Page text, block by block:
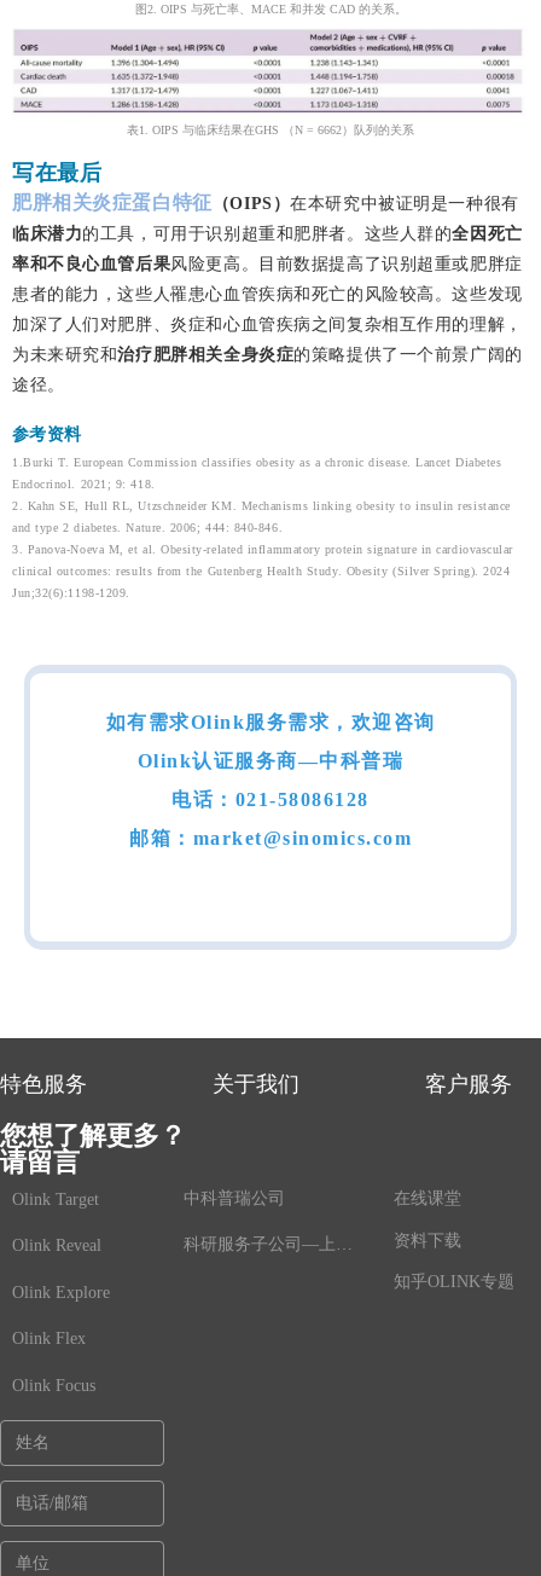
图2. OIPS 与死亡率、MACE 和并发 CAD 的关系。
表1. OIPS 与临床结果在GHS （N = 6662）队列的关系
写在最后
肥胖相关炎症蛋白特征 （OIPS）在本研究中被证明是一种很有
临床潜力的工具，可用于识别超重和肥胖者。这些人群的全因死亡
率和不良心血管后果风险更高。
目前数据提高了识别超重或肥胖症
患者的能力，这些人罹患心血管疾病和死亡的风险较高。这些发现
加深了人们对肥胖、炎症和心血管疾病之间复杂相互作用的理解，
为未来研究和治疗肥胖相关全身炎症的策略提供了一个前景广阔的
途径。
参考资料
1.Burki T. European Commission classifies obesity as a chronic disease. Lancet Diabetes
Endocrinol. 2021; 9: 418.
2. Kahn SE, Hull RL, Utzschneider KM. Mechanisms linking obesity to insulin resistance
and type 2 diabetes. Nature. 2006; 444: 840-846.
3. Panova-Noeva M, et al. Obesity-related inflammatory protein signature in cardiovascular
clinical outcomes: results from the Gutenberg Health Study. Obesity (Silver Spring). 2024
Jun;32(6):1198-1209.
如有需求Olink服务需求，欢迎咨询
Olink认证服务商—中科普瑞
电话：021-58086128
邮箱：market@sinomics.com
特色服务 关于我们 客户服务
您想了解更多？
请留言
Olink Target
Olink Reveal
Olink Explore
Olink Flex
Olink Focus
中科普瑞公司 在线课堂
资料下载
知乎OLINK专题